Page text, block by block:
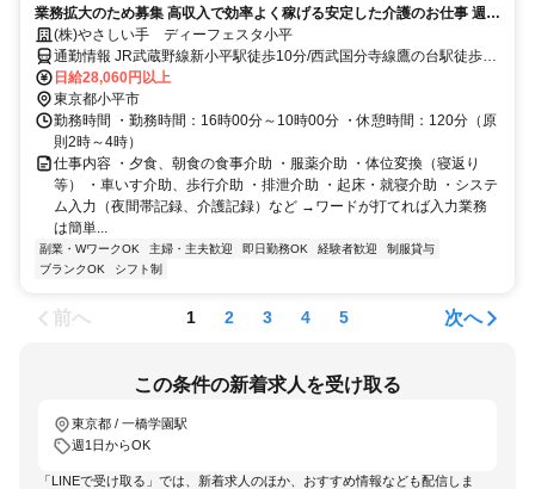
業務拡大のため募集 高収入で効率よく稼げる安定した介護のお仕事 週1
日からでも大丈夫 Wワーク歓迎
(株)やさしい手 ディーフェスタ小平
通勤情報 JR武蔵野線新小平駅徒歩10分/西武国分寺線鷹の台駅徒歩10
分
日給28,060円以上
東京都小平市
勤務時間 ・勤務時間：16時00分～10時00分 ・休憩時間：120分（原
則2時～4時）
仕事内容 ・夕食、朝食の食事介助 ・服薬介助 ・体位変換（寝返り
等） ・車いす介助、歩行介助 ・排泄介助 ・起床・就寝介助 ・システ
ム入力（夜間帯記録、介護記録）など →ワードが打てれば入力業務
は簡単...
副業・WワークOK 主婦・主夫歓迎 即日勤務OK 経験者歓迎
制服貸与
ブランクOK
シフト制
前へ 1 2 3 4 5 次へ
この条件の新着求人を受け取る
東京都 / 一橋学園駅
週1日からOK
「LINEで受け取る」では、新着求人のほか、おすすめ情報なども配信しま